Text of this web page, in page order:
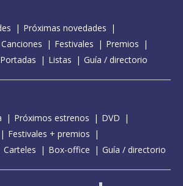
Próximas novedades
Canciones Festivales
Premios
Portadas Listas Guía / directorio
Próximos estrenos
DVD
Festivales + premios
Carteles Box-office Guía / directorio